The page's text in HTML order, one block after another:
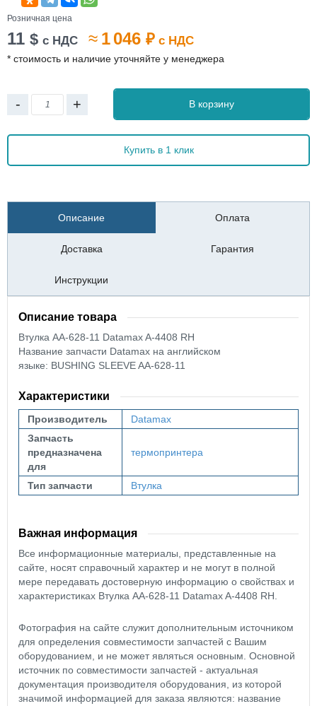
Розничная цена
11 $ с НДС ≈ 1 046 ₽ с НДС
* стоимость и наличие уточняйте у менеджера
- + В корзину
Купить в 1 клик
Описание Оплата
Доставка Гарантия
Инструкции
Описание товара
Втулка AA-628-11 Datamax A-4408 RH
Название запчасти Datamax на английском
языке: BUSHING SLEEVE AA-628-11
Характеристики
Производитель
Datamax
Запчасть
предназначена
для
термопринтера
Тип запчасти Втулка
Важная информация
Все информационные материалы, представленные на
сайте, носят справочный характер и не могут в полной
мере передавать достоверную информацию о свойствах и
характеристиках Втулка AA-628-11 Datamax A-4408 RH.
Фотография на сайте служит дополнительным источником
для определения совместимости запчастей с Вашим
оборудованием, и не может являться основным. Основной
источник по совместимости запчастей - актуальная
документация производителя оборудования, из которой
значимой информацией для заказа являются: название